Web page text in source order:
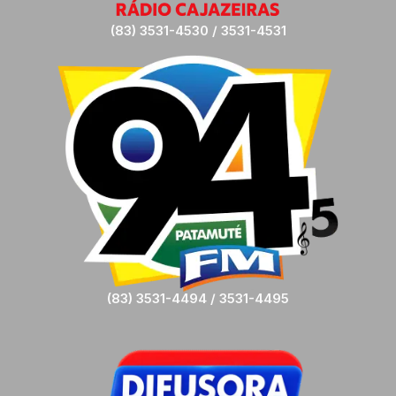
(83) 3531-4530 / 3531-4531
(83) 3531-4494 / 3531-4495